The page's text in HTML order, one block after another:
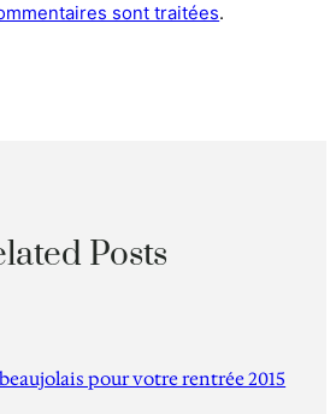
sont traitées.
Posts
pour votre rentrée 2015